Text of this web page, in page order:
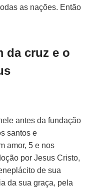
as nações. Então
da cruz e o
antes da fundação
santos e
amor, 5 e nos
por Jesus Cristo,
de sua
da sua graça, pela